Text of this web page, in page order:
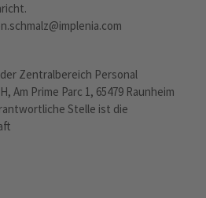
Zentralbereich Personal
Am Prime Parc 1, 65479 Raunheim
Stelle ist die